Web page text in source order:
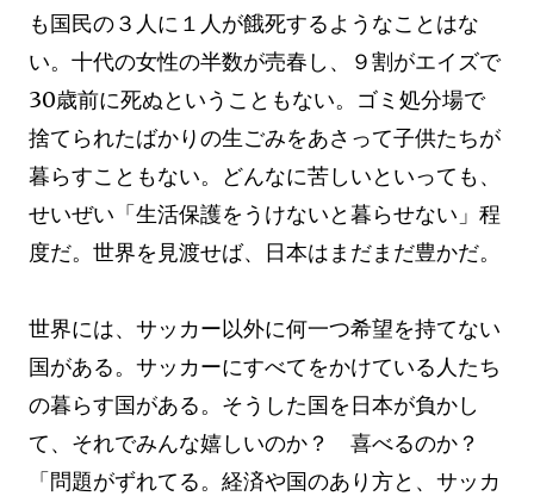
も国民の３人に１人が餓死するようなことはな
い。十代の女性の半数が売春し、９割がエイズで
30歳前に死ぬということもない。ゴミ処分場で
捨てられたばかりの生ごみをあさって子供たちが
暮らすこともない。どんなに苦しいといっても、
せいぜい「生活保護をうけないと暮らせない」程
度だ。世界を見渡せば、日本はまだまだ豊かだ。
世界には、サッカー以外に何一つ希望を持てない
国がある。サッカーにすべてをかけている人たち
の暮らす国がある。そうした国を日本が負かし
て、それでみんな嬉しいのか？ 喜べるのか？
「問題がずれてる。経済や国のあり方と、サッカ